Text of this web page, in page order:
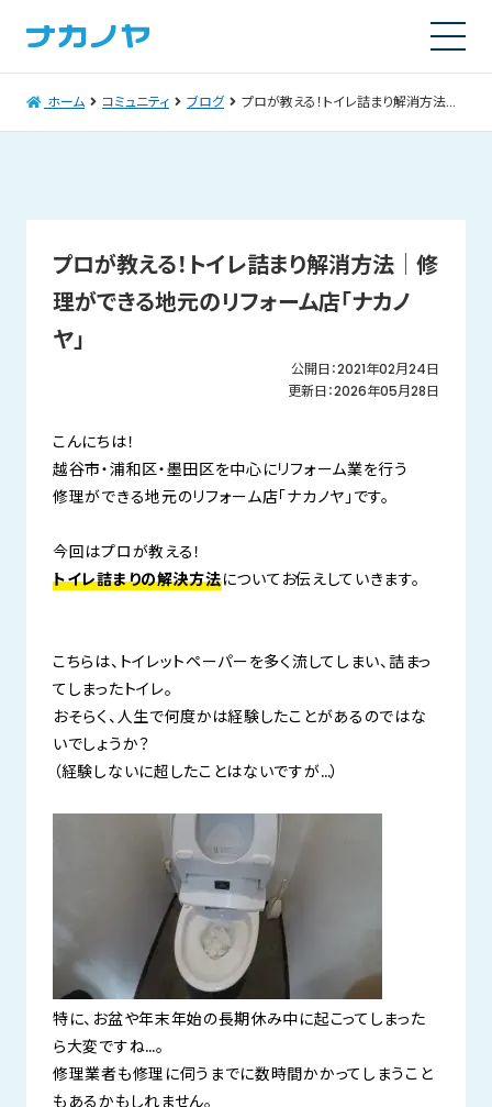
ホーム コミュニティ ブログ プロが教える！トイレ詰まり解消方法│修理ができる地元のリフォーム店「ナカノヤ」
プロが教える！トイレ詰まり解消方法│修
理ができる地元のリフォーム店「ナカノ
ヤ」
公開日：2021年02月24日
更新日：2026年05月28日
こんにちは！
越谷市・浦和区・墨田区を中心にリフォーム業を行う
修理ができる地元のリフォーム店「ナカノヤ」です。
今回はプロが教える！
トイレ詰まりの解決方法についてお伝えしていきます。
こちらは、トイレットペーパーを多く流してしまい、詰まっ
てしまったトイレ。
おそらく、人生で何度かは経験したことがあるのではな
いでしょうか？
（経験しないに超したことはないですが…）
特に、お盆や年末年始の長期休み中に起こってしまった
ら大変ですね…。
修理業者も修理に伺うまでに数時間かかってしまうこと
もあるかもしれません。